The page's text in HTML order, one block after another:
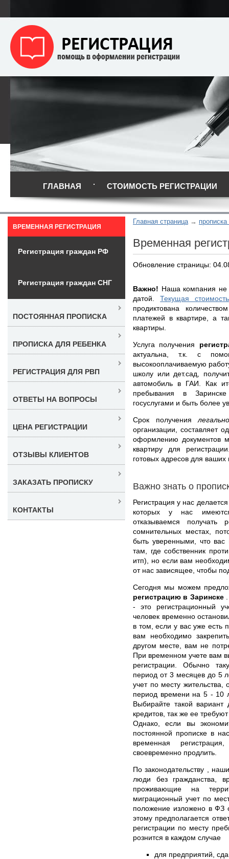
ГЛАВНАЯ СТОИМОСТЬ РЕГИСТРАЦИИ
Главная страница
Временная
Обновление страницы:
Важно! Наша компания не
датой.Текущая
продиктована
платежей в квартире, а
квартиры.
Услуга получения
актуальна, т.к. с
высокооплачиваемую
школу или дет.сад,
автомобиль в ГАИ. Как
пребывания в
госуслугами и быть более
Срок получения
организации, составляет
оформлению документов
квартиру для
готовых адресов для ваших
Важно знать о
Регистрация у нас
которых у нас
отказываемся получать
сомнительных местах,
быть уверенными, что вас
там, где собственник
итп), но если вам
от нас зависящее, чтобы
Сегодня мы можем
регистрацию в Заринске
- это регистрационный
человек временно
в том, если у вас уже есть
вам необходимо
другом месте, вам не
При временном учете вам
регистрации. Обычно
период от 3 месяцев до 5
учет по месту
период времени на 5 - 10
Выбирайте такой
кредитов, так же ее
Однако, если вы
постоянной прописке в
временная
своевременно продлить.
По законодательству ,
люди без гражданства,
проживающие на
миграционный учет по
положение изложено в
этому предполагается
регистрации по месту
рознится в каждом случае
для предприятий,
ВРЕМЕННАЯ РЕГИСТРАЦИЯ
Регистрация граждан РФ
Регистрация граждан СНГ
ПОСТОЯННАЯ ПРОПИСКА
ПРОПИСКА ДЛЯ РЕБЕНКА
РЕГИСТРАЦИЯ ДЛЯ РВП
ОТВЕТЫ НА ВОПРОСЫ
ЦЕНА РЕГИСТРАЦИИ
ОТЗЫВЫ КЛИЕНТОВ
ЗАКАЗАТЬ ПРОПИСКУ
КОНТАКТЫ